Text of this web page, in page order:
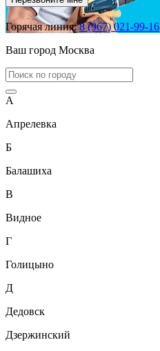
Горячая линия:8 (967) 021-99-16
Ваш город Москва
А
Апрелевка
Б
Балашиха
В
Видное
Г
Голицыно
Д
Дедовск
Дзержинский